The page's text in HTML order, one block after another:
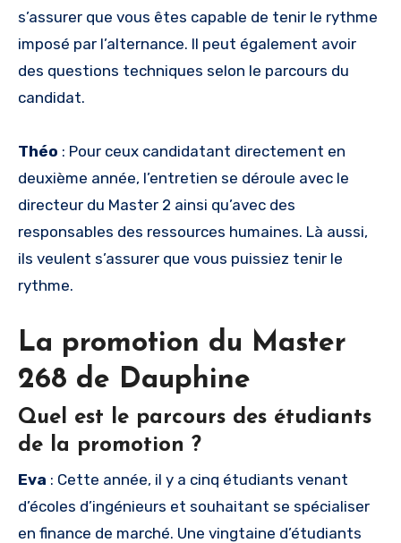
s’assurer que vous êtes capable de tenir le rythme
imposé par l’alternance. Il peut également avoir
des questions techniques selon le parcours du
candidat.
Théo : Pour ceux candidatant directement en
deuxième année, l’entretien se déroule avec le
directeur du Master 2 ainsi qu’avec des
responsables des ressources humaines. Là aussi,
ils veulent s’assurer que vous puissiez tenir le
rythme.
La promotion du Master
268 de Dauphine
Quel est le parcours des étudiants
de la promotion ?
Eva : Cette année, il y a cinq étudiants venant
d’écoles d’ingénieurs et souhaitant se spécialiser
en finance de marché. Une vingtaine d’étudiants